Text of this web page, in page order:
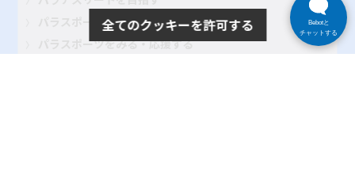
パラスポーツの大会に出る
パラスポーツをみる・応援する
全てのクッキーを許可する
Bebotと
チャットする